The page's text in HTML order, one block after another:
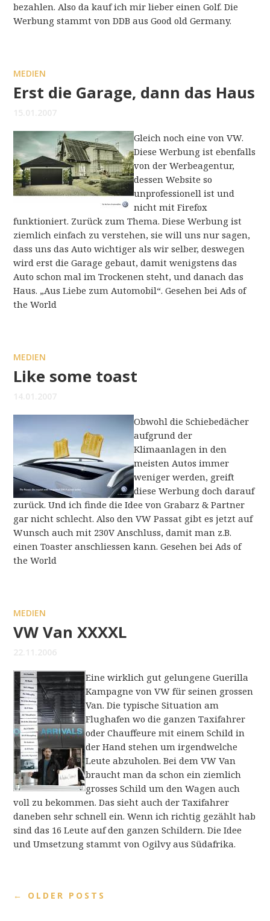
bezahlen. Also da kauf ich mir lieber einen Golf. Die
Werbung stammt von DDB aus Good old Germany.
MEDIEN
Erst die Garage, dann das Haus
15.01.2007
Gleich noch eine von VW.
Diese Werbung ist ebenfalls
von der Werbeagentur,
dessen Website so
unprofessionell ist und
nicht mit Firefox
funktioniert. Zurück zum Thema. Diese Werbung ist
ziemlich einfach zu verstehen, sie will uns nur sagen,
dass uns das Auto wichtiger als wir selber, deswegen
wird erst die Garage gebaut, damit wenigstens das
Auto schon mal im Trockenen steht, und danach das
Haus. „Aus Liebe zum Automobil“. Gesehen bei Ads of
the World
MEDIEN
Like some toast
14.01.2007
Obwohl die Schiebedächer
aufgrund der
Klimaanlagen in den
meisten Autos immer
weniger werden, greift
diese Werbung doch darauf
zurück. Und ich finde die Idee von Grabarz & Partner
gar nicht schlecht. Also den VW Passat gibt es jetzt auf
Wunsch auch mit 230V Anschluss, damit man z.B.
einen Toaster anschliessen kann. Gesehen bei Ads of
the World
MEDIEN
VW Van XXXXL
22.11.2006
Eine wirklich gut gelungene Guerilla
Kampagne von VW für seinen grossen
Van. Die typische Situation am
Flughafen wo die ganzen Taxifahrer
oder Chauffeure mit einem Schild in
der Hand stehen um irgendwelche
Leute abzuholen. Bei dem VW Van
braucht man da schon ein ziemlich
grosses Schild um den Wagen auch
voll zu bekommen. Das sieht auch der Taxifahrer
daneben sehr schnell ein. Wenn ich richtig gezählt hab
sind das 16 Leute auf den ganzen Schildern. Die Idee
und Umsetzung stammt von Ogilvy aus Südafrika.
← OLDER POSTS